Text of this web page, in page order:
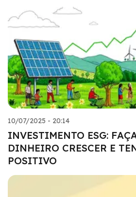
10/07/2025 - 20:14
INVESTIMENTO ESG:
DINHEIRO CRESCER E
POSITIVO